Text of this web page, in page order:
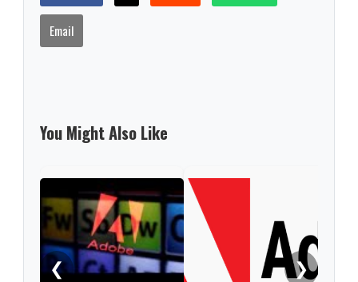
Email
You Might Also Like
❮ ❯